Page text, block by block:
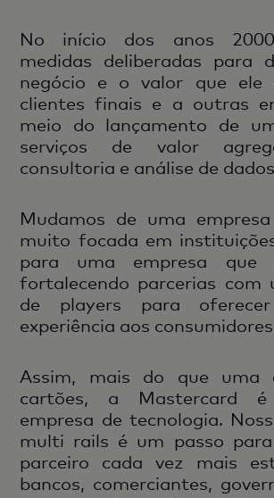
No início dos anos
medidas deliberadas para
negócio e o valor que ele
clientes finais e a outras
meio do lançamento de
serviços de valor
consultoria e análise de
Mudamos de uma
muito focada em
para uma empresa que
fortalecendo parcerias com
de players para
experiência aos
Assim, mais do que uma
cartões, a Mastercard
empresa de tecnologia.
multi rails é um passo
parceiro cada vez mais
bancos, comerciantes,